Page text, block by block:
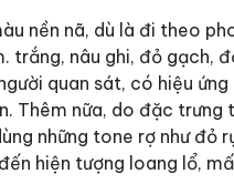
nền nã, dù là đi theo
nâu ghi, đỏ gạch,
quan sát, có hiệu
Thêm nữa, do đặc
những tone rợ như đỏ
hiện tượng loang lổ,